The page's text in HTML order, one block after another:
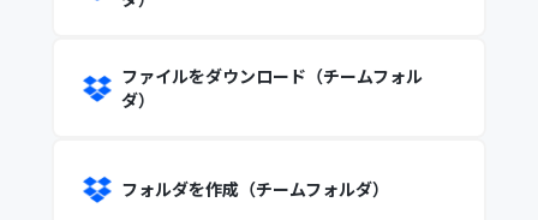
ファイルをダウンロード（チームフォル
ダ）
フォルダを作成（チームフォルダ）